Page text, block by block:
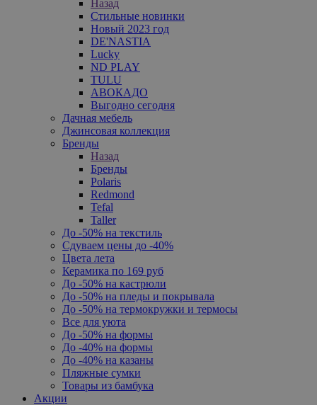
Назад
Стильные новинки
Новый 2023 год
DE'NASTIA
Lucky
ND PLAY
TULU
АВОКАДО
Выгодно сегодня
Дачная мебель
Джинсовая коллекция
Бренды
Назад
Бренды
Polaris
Redmond
Tefal
Taller
До -50% на текстиль
Сдуваем цены до -40%
Цвета лета
Керамика по 169 руб
До -50% на кастрюли
До -50% на пледы и покрывала
До -50% на термокружки и термосы
Все для уюта
До -50% на формы
До -40% на формы
До -40% на казаны
Пляжные сумки
Товары из бамбука
Акции